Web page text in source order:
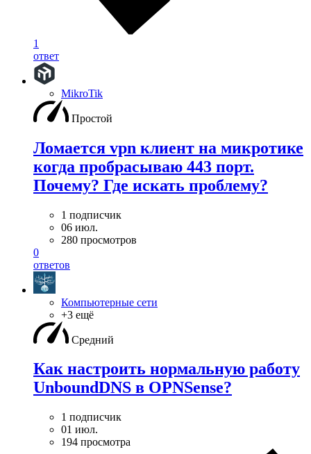
1
ответ
MikroTik
Простой
Ломается vpn клиент на микротике
когда пробрасываю 443 порт.
Почему? Где искать проблему?
1 подписчик
06 июл.
280 просмотров
0
ответов
Компьютерные сети
+3 ещё
Средний
Как настроить нормальную работу
UnboundDNS в OPNSense?
1 подписчик
01 июл.
194 просмотра